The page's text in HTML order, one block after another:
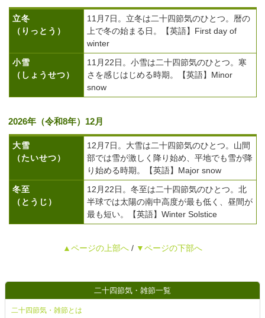
立冬
（りっとう）
11月7日。立冬は二十四節気のひとつ。暦の
上で冬の始まる日。【英語】First day of
winter
小雪
（しょうせつ）
11月22日。小雪は二十四節気のひとつ。寒
さを感じはじめる時期。【英語】Minor
snow
2026年（令和8年）12月
大雪
（たいせつ）
12月7日。大雪は二十四節気のひとつ。山間
部では雪が激しく降り始め、平地でも雪が降
り始める時期。【英語】Major snow
冬至
（とうじ）
12月22日。冬至は二十四節気のひとつ。北
半球では太陽の南中高度が最も低く、昼間が
最も短い。【英語】Winter Solstice
▲ページの上部へ / ▼ページの下部へ
二十四節気・雑節一覧
二十四節気・雑節とは